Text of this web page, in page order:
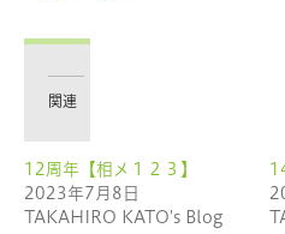
て
で
有
ウ
ィ
ン
ド
ウ
て
く
だ
さ
い
関連
12周年【相メ１２３】
2023年7月8日
TAKAHIRO KATO's Blog